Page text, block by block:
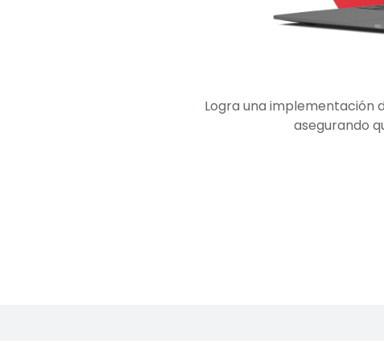
Logra una implementación
asegurando